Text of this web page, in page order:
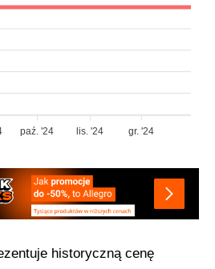
paź. '24 lis. '24 gr. '24
historyczną cenę